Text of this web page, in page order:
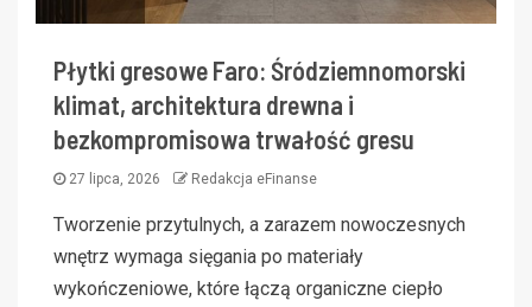
Płytki gresowe Faro: Śródziemnomorski
klimat, architektura drewna i
bezkompromisowa trwałość gresu
27 lipca, 2026 Redakcja eFinanse
Tworzenie przytulnych, a zarazem nowoczesnych
wnętrz wymaga sięgania po materiały
wykończeniowe, które łączą organiczne ciepło